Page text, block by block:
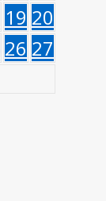
19 20
26 27